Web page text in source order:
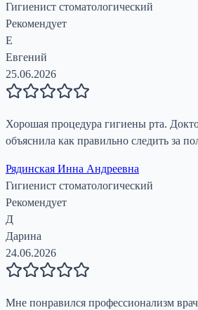
Гигиенист стоматологический
Рекомендует
Е
Евгений
25.06.2026
Хорошая процедура гигиены рта.
объяснила как правильно следить за
Рядинская Инна Андреевна
Гигиенист стоматологический
Рекомендует
Д
Дарина
24.06.2026
Мне понравился профессионализм